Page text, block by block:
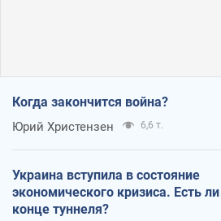
Когда закончится война?
Юрий Христензен 6,6 т.
Украина вступила в состояние
экономического кризиса. Есть
конце туннеля?